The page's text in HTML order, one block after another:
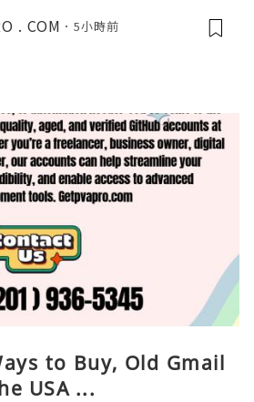
. COM 5小時前
to Buy, Old Gmail
USA ...